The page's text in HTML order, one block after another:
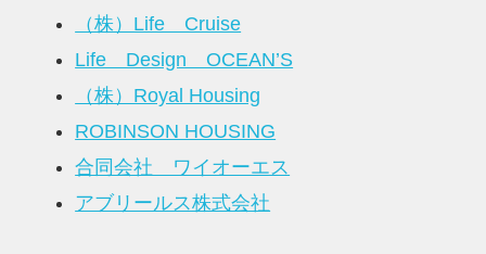
（株）Life Cruise
Life Design OCEAN’S
（株）Royal Housing
ROBINSON HOUSING
合同会社 ワイオーエス
アブリールス株式会社